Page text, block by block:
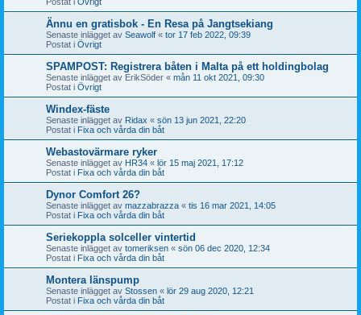
Ännu en gratisbok - En Resa på Jangtsekiang
Senaste inlägget av Seawolf « tor 17 feb 2022, 09:39
Postat i Övrigt
SPAMPOST: Registrera båten i Malta på ett holdingbolag
Senaste inlägget av ErikSöder « mån 11 okt 2021, 09:30
Postat i Övrigt
Windex-fäste
Senaste inlägget av Ridax « sön 13 jun 2021, 22:20
Postat i Fixa och vårda din båt
Webastovärmare ryker
Senaste inlägget av HR34 « lör 15 maj 2021, 17:12
Postat i Fixa och vårda din båt
Dynor Comfort 26?
Senaste inlägget av mazzabrazza « tis 16 mar 2021, 14:05
Postat i Fixa och vårda din båt
Seriekoppla solceller vintertid
Senaste inlägget av tomeriksen « sön 06 dec 2020, 12:34
Postat i Fixa och vårda din båt
Montera länspump
Senaste inlägget av Stossen « lör 29 aug 2020, 12:21
Postat i Fixa och vårda din båt